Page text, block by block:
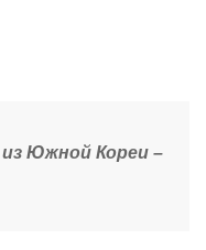
Южной Кореи –